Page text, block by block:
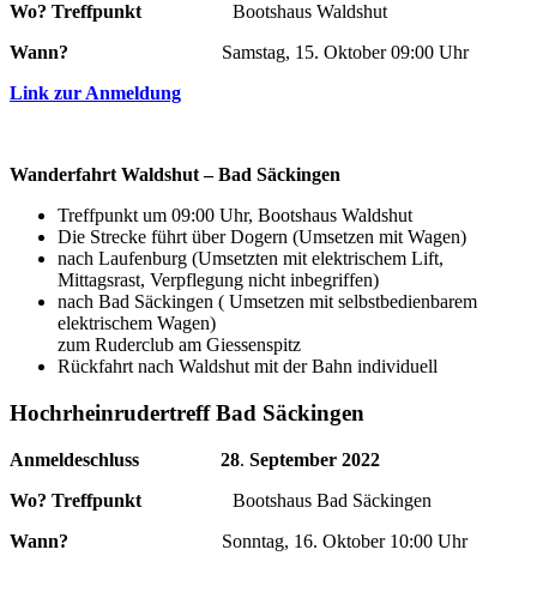
Wo? Treffpunkt Bootshaus Waldshut
Wann? Samstag, 15. Oktober 09:00 Uhr
Link zur Anmeldung
Wanderfahrt Waldshut – Bad Säckingen
Treffpunkt um 09:00 Uhr, Bootshaus Waldshut
Die Strecke führt über Dogern (Umsetzen mit Wagen)
nach Laufenburg (Umsetzten mit elektrischem Lift,
Mittagsrast, Verpflegung nicht inbegriffen)
nach Bad Säckingen ( Umsetzen mit selbstbedienbarem
elektrischem Wagen)
zum Ruderclub am Giessenspitz
Rückfahrt nach Waldshut mit der Bahn individuell
Hochrheinrudertreff Bad Säckingen
Anmeldeschluss 28. September 2022
Wo? Treffpunkt Bootshaus Bad Säckingen
Wann? Sonntag, 16. Oktober 10:00 Uhr